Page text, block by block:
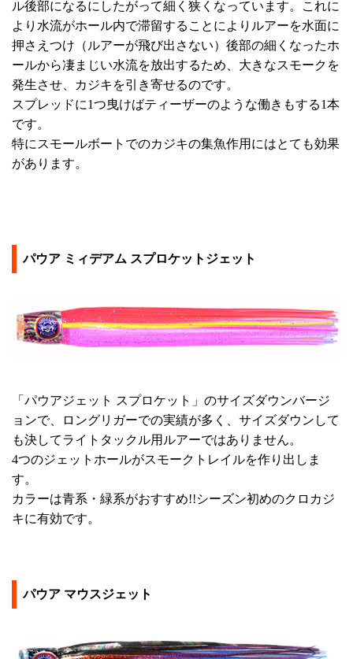
ル後部になるにしたがって細く狭くなっています。これに
より水流がホール内で滞留することによりルアーを水面に
押さえつけ（ルアーが飛び出さない）後部の細くなったホ
ールから凄まじい水流を放出するため、大きなスモークを
発生させ、カジキを引き寄せるのです。
スプレッドに1つ曳けばティーザーのような働きもする1本
です。
特にスモールボートでのカジキの集魚作用にはとても効果
があります。
パウア ミィデアム スプロケットジェット
「パウアジェット スプロケット」のサイズダウンバージ
ョンで、ロングリガーでの実績が多く、サイズダウンして
も決してライトタックル用ルアーではありません。
4つのジェットホールがスモークトレイルを作り出しま
す。
カラーは青系・緑系がおすすめ!!シーズン初めのクロカジ
キに有効です。
パウア マウスジェット